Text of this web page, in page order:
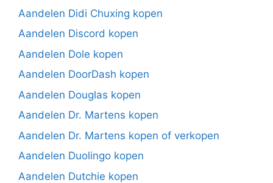
Aandelen Didi Chuxing kopen
Aandelen Discord kopen
Aandelen Dole kopen
Aandelen DoorDash kopen
Aandelen Douglas kopen
Aandelen Dr. Martens kopen
Aandelen Dr. Martens kopen of verkopen
Aandelen Duolingo kopen
Aandelen Dutchie kopen